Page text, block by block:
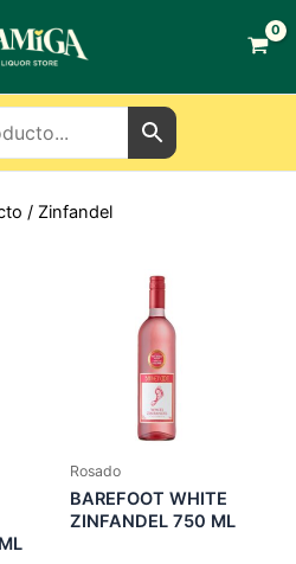
/ Zinfandel
Rosado
BAREFOOT WHITE
ZINFANDEL 750 ML